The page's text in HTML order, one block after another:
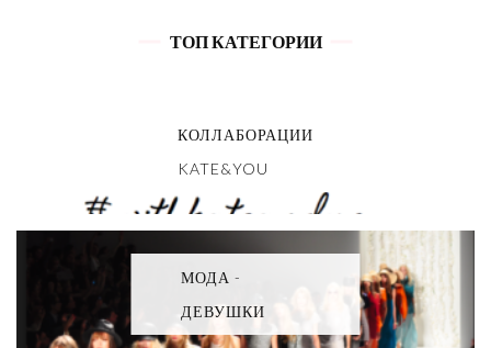
ТОП КАТЕГОРИИ
КОЛЛАБОРАЦИИ
KATE&YOU
МОДА -
ДЕВУШКИ